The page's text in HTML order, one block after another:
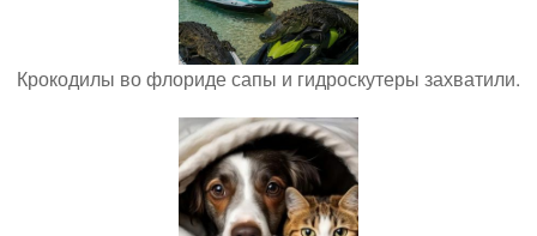
Крокодилы во флориде сапы и гидроскутеры захватили.